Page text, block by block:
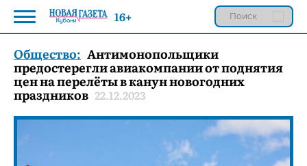
Общество: Антимонопольщики
предостерегли авиакомпании от поднятия
цен на перелёты в канун новогодних
праздников 22.12.2023
16+